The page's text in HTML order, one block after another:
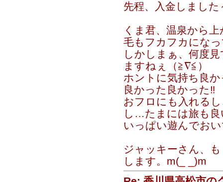
先程、入金しまし
くま君、温泉から
毛もフカフカにな
しかしまぁ、何度
ますねぇ（≧∇≦）
ホントに気持ち良
良かった良かった‼
おフロにも入れる
し…たまには旅も
いっぱい遊んでお
ジャッキーさん、
します。m(_ _)m